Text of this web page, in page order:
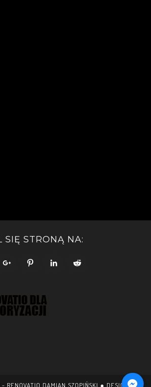
SIĘ STRONĄ NA:
RENOVATIO DAMIAN SZOPIŃSKI ● DESIGN BY